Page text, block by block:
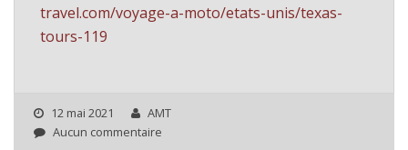
travel.com/voyage-a-moto/etats-unis/texas-
tours-119
12 mai 2021
AMT
Aucun commentaire